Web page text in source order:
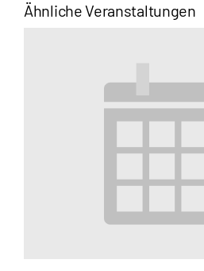
Ähnliche Veranstaltungen